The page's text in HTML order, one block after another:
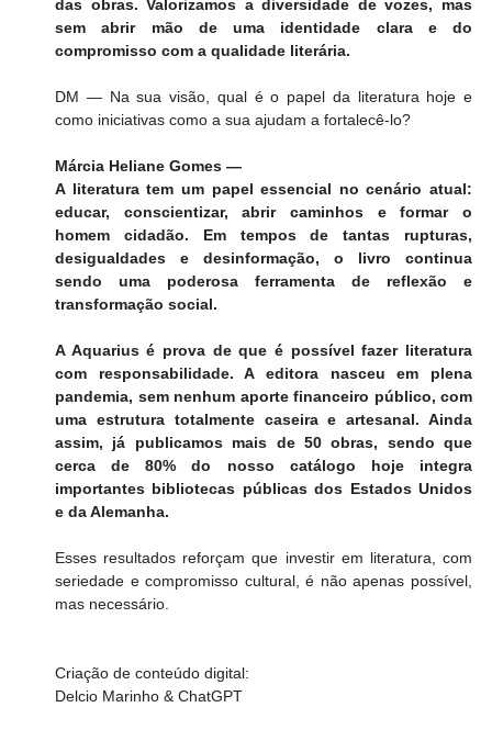
das obras. Valorizamos a diversidade de vozes, mas
sem abrir mão de uma identidade clara e do
compromisso com a qualidade literária.
DM — Na sua visão, qual é o papel da literatura hoje e
como iniciativas como a sua ajudam a fortalecê-lo?
Márcia Heliane Gomes —
A literatura tem um papel essencial no cenário atual:
educar, conscientizar, abrir caminhos e formar o
homem cidadão. Em tempos de tantas rupturas,
desigualdades e desinformação, o livro continua
sendo uma poderosa ferramenta de reflexão e
transformação social.
A Aquarius é prova de que é possível fazer literatura
com responsabilidade. A editora nasceu em plena
pandemia, sem nenhum aporte financeiro público, com
uma estrutura totalmente caseira e artesanal. Ainda
assim, já publicamos mais de 50 obras, sendo que
cerca de 80% do nosso catálogo hoje integra
importantes bibliotecas públicas dos Estados Unidos
e da Alemanha.
Esses resultados reforçam que investir em literatura, com
seriedade e compromisso cultural, é não apenas possível,
mas necessário.
Criação de conteúdo digital:
Delcio Marinho & ChatGPT